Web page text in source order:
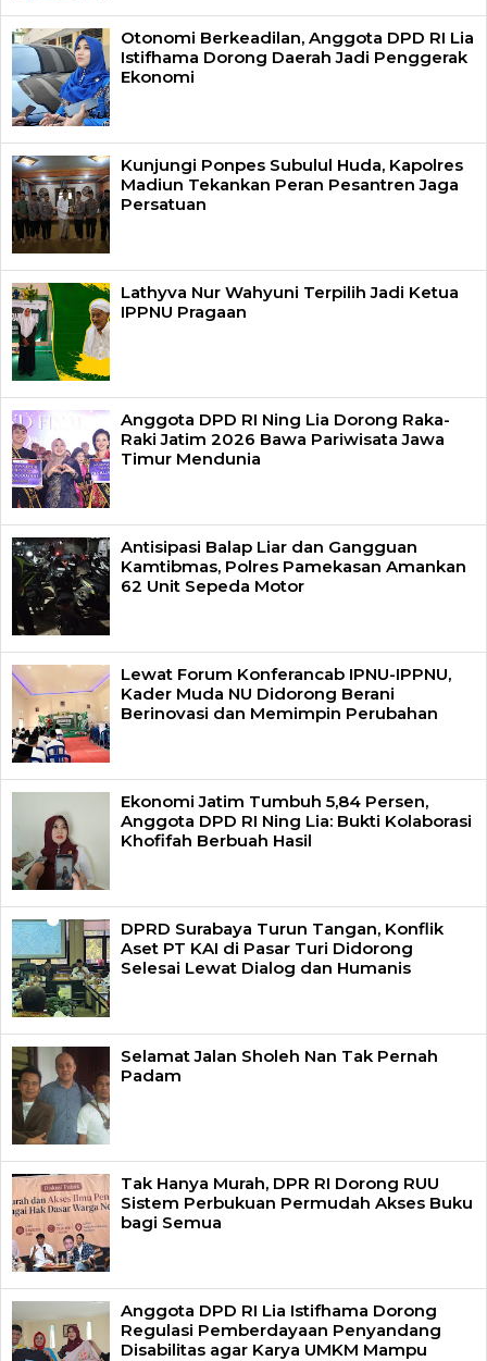
Otonomi Berkeadilan, Anggota DPD RI Lia
Istifhama Dorong Daerah Jadi Penggerak
Ekonomi
Kunjungi Ponpes Subulul Huda, Kapolres
Madiun Tekankan Peran Pesantren Jaga
Persatuan
Lathyva Nur Wahyuni Terpilih Jadi Ketua
IPPNU Pragaan
Anggota DPD RI Ning Lia Dorong Raka-
Raki Jatim 2026 Bawa Pariwisata Jawa
Timur Mendunia
Antisipasi Balap Liar dan Gangguan
Kamtibmas, Polres Pamekasan Amankan
62 Unit Sepeda Motor
Lewat Forum Konferancab IPNU-IPPNU,
Kader Muda NU Didorong Berani
Berinovasi dan Memimpin Perubahan
Ekonomi Jatim Tumbuh 5,84 Persen,
Anggota DPD RI Ning Lia: Bukti Kolaborasi
Khofifah Berbuah Hasil
DPRD Surabaya Turun Tangan, Konflik
Aset PT KAI di Pasar Turi Didorong
Selesai Lewat Dialog dan Humanis
Selamat Jalan Sholeh Nan Tak Pernah
Padam
Tak Hanya Murah, DPR RI Dorong RUU
Sistem Perbukuan Permudah Akses Buku
bagi Semua
Anggota DPD RI Lia Istifhama Dorong
Regulasi Pemberdayaan Penyandang
Disabilitas agar Karya UMKM Mampu